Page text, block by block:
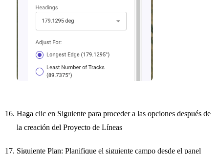
Haga clic en Siguiente para proceder a las opciones después de
la creación del Proyecto de Líneas
Siguiente Plan: Planifique el siguiente campo desde el panel